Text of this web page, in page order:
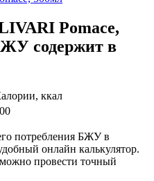
Pomace,
содержит в
ккал
потребления БЖУ в
онлайн калькулятор.
провести точный